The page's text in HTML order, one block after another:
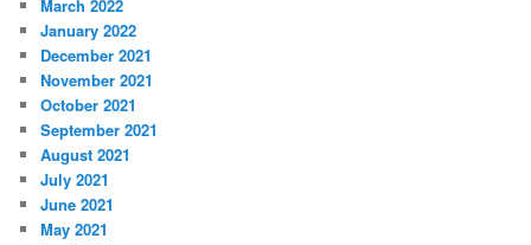
March 2022
January 2022
December 2021
November 2021
October 2021
September 2021
August 2021
July 2021
June 2021
May 2021